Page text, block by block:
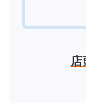
店